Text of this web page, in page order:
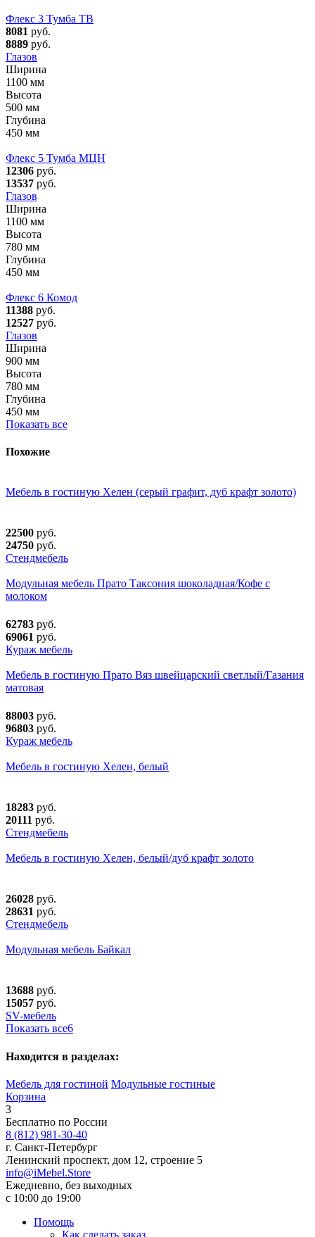
Флекс 3 Тумба ТВ
8081 руб.
8889 руб.
Глазов
Ширина
1100 мм
Высота
500 мм
Глубина
450 мм
Флекс 5 Тумба МЦН
12306 руб.
13537 руб.
Глазов
Ширина
1100 мм
Высота
780 мм
Глубина
450 мм
Флекс 6 Комод
11388 руб.
12527 руб.
Глазов
Ширина
900 мм
Высота
780 мм
Глубина
450 мм
Показать все
Похожие
Мебель в гостиную Хелен (серый графит, дуб крафт золото)
22500 руб.
24750 руб.
Стендмебель
Модульная мебель Прато Таксония шоколадная/Кофе с
молоком
62783 руб.
69061 руб.
Кураж мебель
Мебель в гостиную Прато Вяз швейцарский светлый/Газания
матовая
88003 руб.
96803 руб.
Кураж мебель
Мебель в гостиную Хелен, белый
18283 руб.
20111 руб.
Стендмебель
Мебель в гостиную Хелен, белый/дуб крафт золото
26028 руб.
28631 руб.
Стендмебель
Модульная мебель Байкал
13688 руб.
15057 руб.
SV-мебель
Показать все6
Находится в разделах:
Мебель для гостиной Модульные гостиные
Корзина
3
Бесплатно по России
8 (812) 981-30-40
г. Санкт-Петербург
Ленинский проспект, дом 12, строение 5
info@iMebel.Store
Ежедневно, без выходных
с 10:00 до 19:00
Помощь
Как сделать заказ